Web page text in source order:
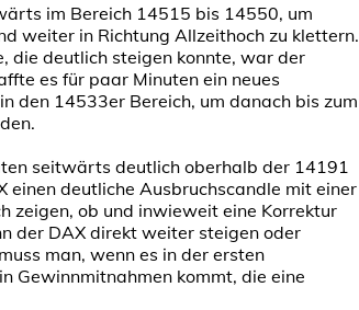
im Bereich 14515 bis 14550, um
weiter in Richtung Allzeithoch zu klettern.
die deutlich steigen konnte, war der
es für paar Minuten ein neues
den 14533er Bereich, um danach bis zum
seitwärts deutlich oberhalb der 14191
deutliche Ausbruchscandle mit einer
zeigen, ob und inwieweit eine Korrektur
der DAX direkt weiter steigen oder
man, wenn es in der ersten
Gewinnmitnahmen kommt, die eine